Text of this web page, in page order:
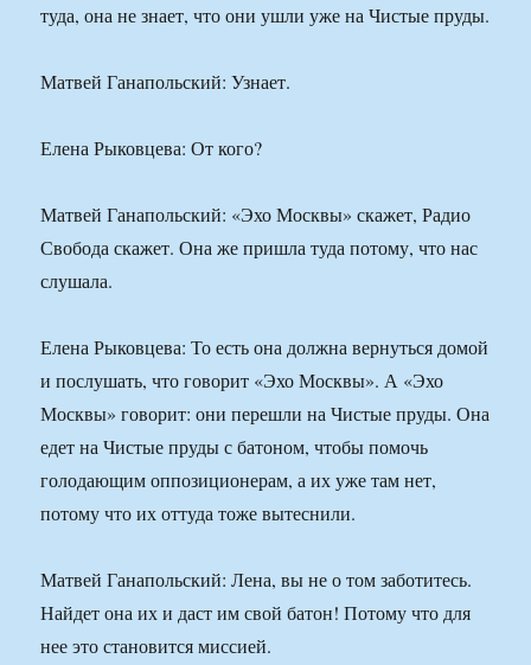
туда, она не знает, что они ушли уже на Чистые пруды.
Матвей Ганапольский: Узнает.
Елена Рыковцева: От кого?
Матвей Ганапольский: «Эхо Москвы» скажет, Радио
Свобода скажет. Она же пришла туда потому, что нас
слушала.
Елена Рыковцева: То есть она должна вернуться домой
и послушать, что говорит «Эхо Москвы». А «Эхо
Москвы» говорит: они перешли на Чистые пруды. Она
едет на Чистые пруды с батоном, чтобы помочь
голодающим оппозиционерам, а их уже там нет,
потому что их оттуда тоже вытеснили.
Матвей Ганапольский: Лена, вы не о том заботитесь.
Найдет она их и даст им свой батон! Потому что для
нее это становится миссией.